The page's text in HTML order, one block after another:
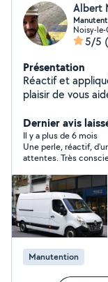
Albert
Noisy-le-
5/5
Présentation
Réactif et
plaisir de vous
Dernier avis
Il y a plus de 6 mois
Une perle, réactif,
attentes. Très
est limpide avec
Manutention